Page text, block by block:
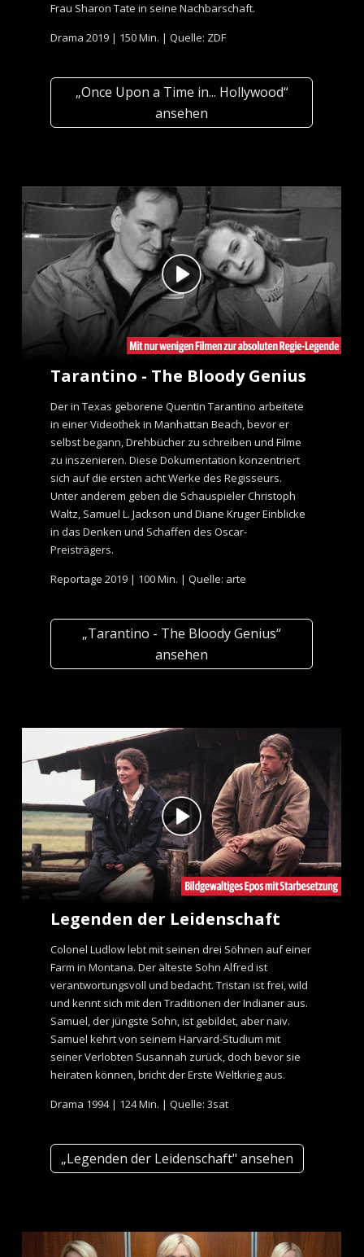
Frau Sharon Tate in seine Nachbarschaft.
Drama 2019 | 150 Min. | Quelle: ZDF
„Once Upon a Time in... Hollywood“
ansehen
Tarantino - The Bloody Genius
Der in Texas geborene Quentin Tarantino arbeitete
in einer Videothek in Manhattan Beach, bevor er
selbst begann, Drehbücher zu schreiben und Filme
zu inszenieren. Diese Dokumentation konzentriert
sich auf die ersten acht Werke des Regisseurs.
Unter anderem geben die Schauspieler Christoph
Waltz, Samuel L. Jackson und Diane Kruger Einblicke
in das Denken und Schaffen des Oscar-
Preisträgers.
Reportage 2019 | 100 Min. | Quelle: arte
„Tarantino - The Bloody Genius“
ansehen
Legenden der Leidenschaft
Colonel Ludlow lebt mit seinen drei Söhnen auf einer
Farm in Montana. Der älteste Sohn Alfred ist
verantwortungsvoll und bedacht. Tristan ist frei, wild
und kennt sich mit den Traditionen der Indianer aus.
Samuel, der jüngste Sohn, ist gebildet, aber naiv.
Samuel kehrt von seinem Harvard-Studium mit
seiner Verlobten Susannah zurück, doch bevor sie
heiraten können, bricht der Erste Weltkrieg aus.
Drama 1994 | 124 Min. | Quelle: 3sat
„Legenden der Leidenschaft" ansehen